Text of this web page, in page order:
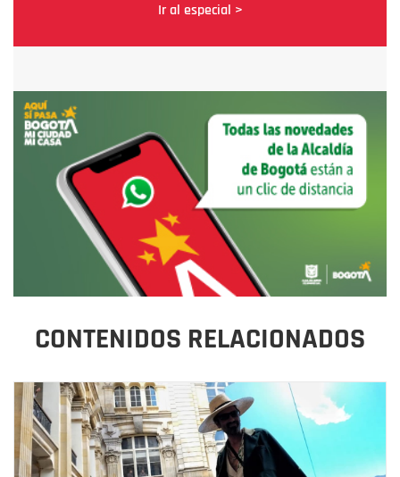
Ir al especial >
CONTENIDOS RELACIONADOS